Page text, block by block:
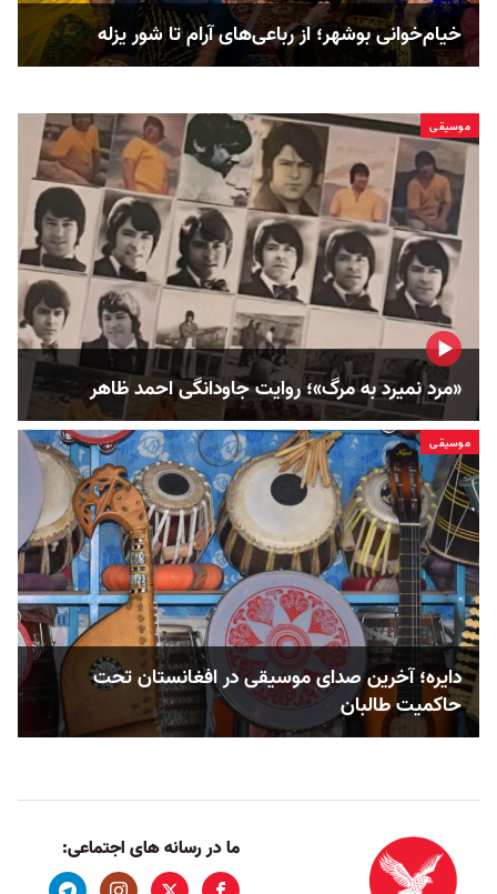
خیام‌خوانی بوشهر؛ از رباعی‌های آرام تا شور یزله
موسیقی
«مرد نمیرد به مرگ»؛ روایت جاودانگی احمد ظاهر
موسیقی
دایره؛ آخرین صدای موسیقی در افغانستان تحت
حاکمیت طالبان
ما در رسانه های اجتماعی: